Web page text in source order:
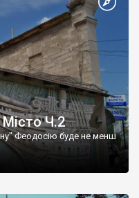
Ч.2
Феодосію буде не менш